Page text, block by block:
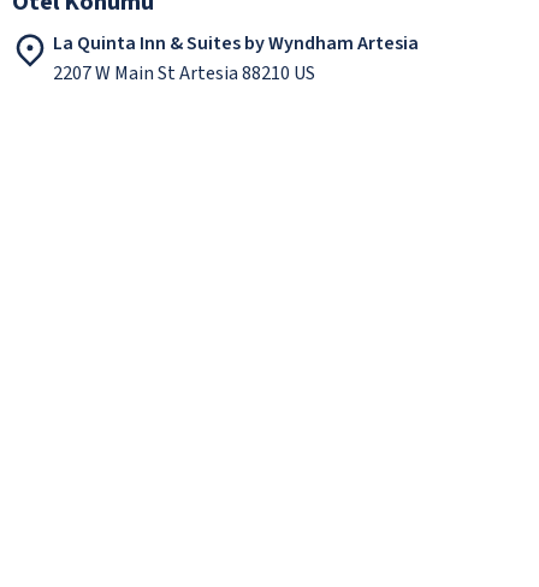
La Quinta Inn & Suites by Wyndham Artesia
2207 W Main St Artesia 88210 US